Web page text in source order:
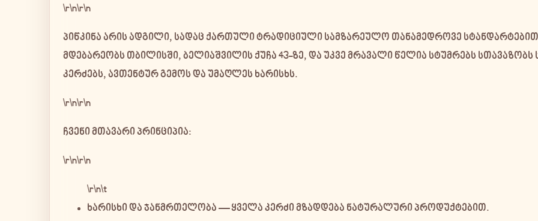
\r\n\r\n
პიწკინა არის ადგილი, სადაც ქართული ტრადიციული სამზარეულო თანამედროვე
მდებარეობს თბილისში, ბელიაშვილის ქუჩა 43-ზე, და უკვე მრავალი წელია სტუმრებს სთავაზობს
კერძებს, ავთენტურ გემოს და უმაღლეს ხარისხს.
\r\n\r\n
ჩვენი მთავარი პრინციპია:
\r\n\r\n
\r\n\t
ხარისხი და ჯანმრთელობა — ყველა კერძი მზადდება ნატურალური პროდუქტებით.